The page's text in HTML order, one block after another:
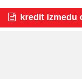
kredit izmedu